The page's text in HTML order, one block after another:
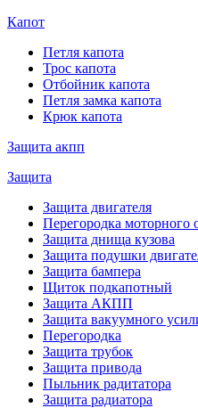
Капот
Петля капота
Трос капота
Отбойник капота
Петля замка капота
Крюк капота
Защита акпп
Защита
Защита двигателя
Перегородка моторного
Защита днища кузова
Защита подушки
Защита бампера
Щиток подкапотный
Защита АКПП
Защита вакуумного
Перегородка
Защита трубок
Защита привода
Пыльник радитатора
Защита радиатора